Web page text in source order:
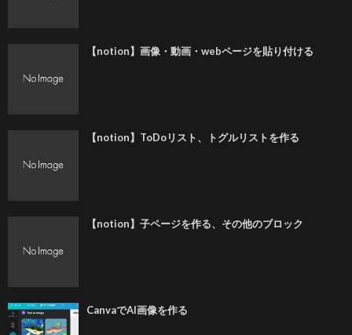
【notion】画像・動画・webページを貼り付ける
【notion】ToDoリスト、トグルリストを作る
【notion】子ページを作る、その他のブロック
CanvaでAI画像を作る